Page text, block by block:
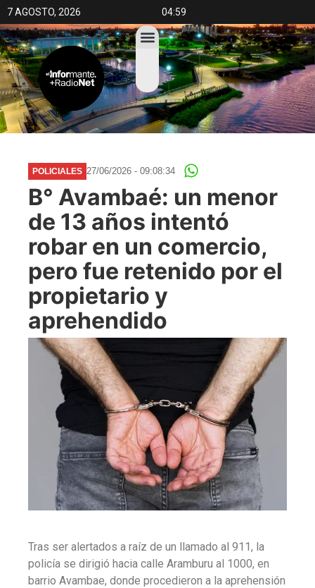
7 AGOSTO, 2026 04:59
POLICIALES 27/06/2026 - 09:08:34
B° Avambaé: un menor
de 13 años intentó
robar en un comercio,
pero fue retenido por el
propietario y
aprehendido
Tras ser alertados a raíz de un llamado al 911, la
policía se dirigió hacia calle Aramburu al 1000, en
barrio Avambae, donde procedieron a la aprehensión